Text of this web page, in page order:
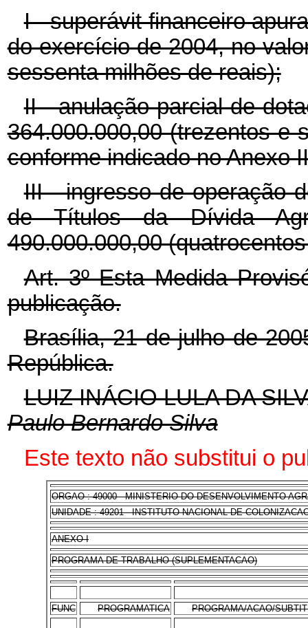
I - superávit financeiro
do exercício de 2004, no
sessenta milhões de reais);
II - anulação parcial de
364.000.000,00 (trezentos e
conforme indicado no Anexo
III - ingresso de operação
de Títulos da Dívida
490.000.000,00
Art. 3º Esta Medida
publicação.
Brasília, 21 de julho de
República.
LUIZ INÁCIO LULA DA
Paulo Bernardo Silva
Este texto não substitui o
ORGAO : 49000 - MINISTERIO DO DESENVOLVIMENTO
UNIDADE : 49201 - INSTITUTO NACIONAL DE
ANEXO I
PROGRAMA DE TRABALHO (SUPLEMENTACAO)
FUNC PROGRAMATICA PROGRAMA/ACAO/